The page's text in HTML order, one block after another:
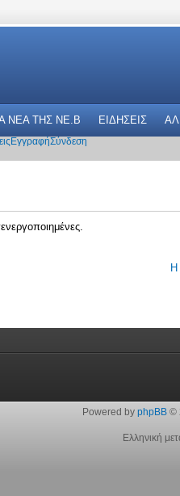
ΝΕΑ THΣ NE.B ΕΙΔΗΣΕΙΣ
ΕγγραφήΣύνδεση
Η
Powered by phpBB©
Ελληνική